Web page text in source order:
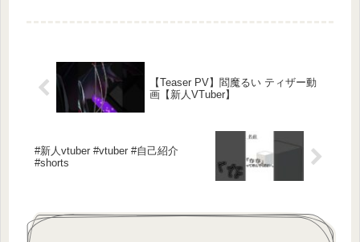
【Teaser PV】閻魔るい ティザー動
画【新人VTuber】
#新人vtuber #vtuber #自己紹介
#shorts